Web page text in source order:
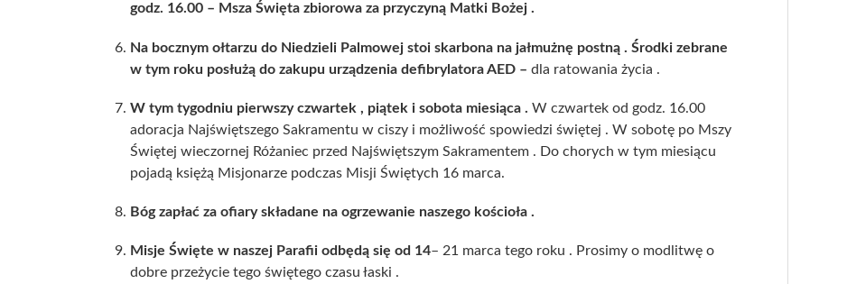
godz. 16.00 – Msza Święta zbiorowa za przyczyną Matki Bożej .
Na bocznym ołtarzu do Niedzieli Palmowej stoi skarbona na jałmużnę postną . Środki zebrane
w tym roku posłużą do zakupu urządzenia defibrylatora AED – dla ratowania życia .
W tym tygodniu pierwszy czwartek , piątek i sobota miesiąca . W czwartek od godz. 16.00
adoracja Najświętszego Sakramentu w ciszy i możliwość spowiedzi świętej . W sobotę po Mszy
Świętej wieczornej Różaniec przed Najświętszym Sakramentem . Do chorych w tym miesiącu
pojadą księżą Misjonarze podczas Misji Świętych 16 marca.
Bóg zapłać za ofiary składane na ogrzewanie naszego kościoła .
Misje Święte w naszej Parafii odbędą się od 14– 21 marca tego roku . Prosimy o modlitwę o
dobre przeżycie tego świętego czasu łaski .